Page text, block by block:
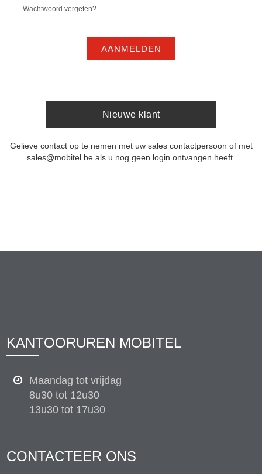
Wachtwoord vergeten?
AANMELDEN
Nieuwe klant
Gelieve contact op te nemen met uw sales contactpersoon of met
sales@mobitel.be als u nog geen login ontvangen heeft.
KANTOORUREN MOBITEL
Maandag tot vrijdag
8u30 tot 12u30
13u30 tot 17u30
CONTACTEER ONS